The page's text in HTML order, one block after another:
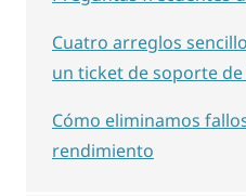
Cuatro arreglos
un ticket de soporte de
Cómo eliminamos
rendimiento